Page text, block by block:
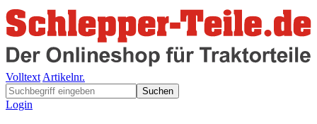
Volltext Artikelnr.
Suchen
Login